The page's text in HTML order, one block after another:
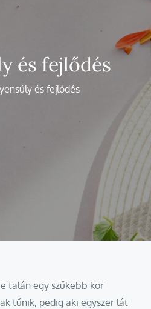
és fejlődés
és fejlődés
talán egy szűkebb kör
tűnik, pedig aki egyszer lát